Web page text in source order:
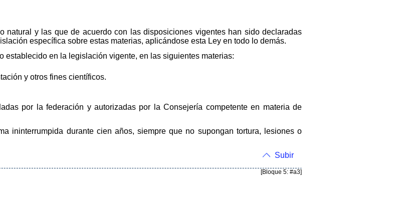
natural y las que de acuerdo con las disposiciones vigentes han sido declaradas
específica sobre estas materias, aplicándose esta Ley en todo lo demás.
establecido en la legislación vigente, en las siguientes materias:
y otros fines científicos.
por la federación y autorizadas por la Consejería competente en materia de
ininterrumpida durante cien años, siempre que no supongan tortura, lesiones o
Subir
[Bloque 5: #a3]